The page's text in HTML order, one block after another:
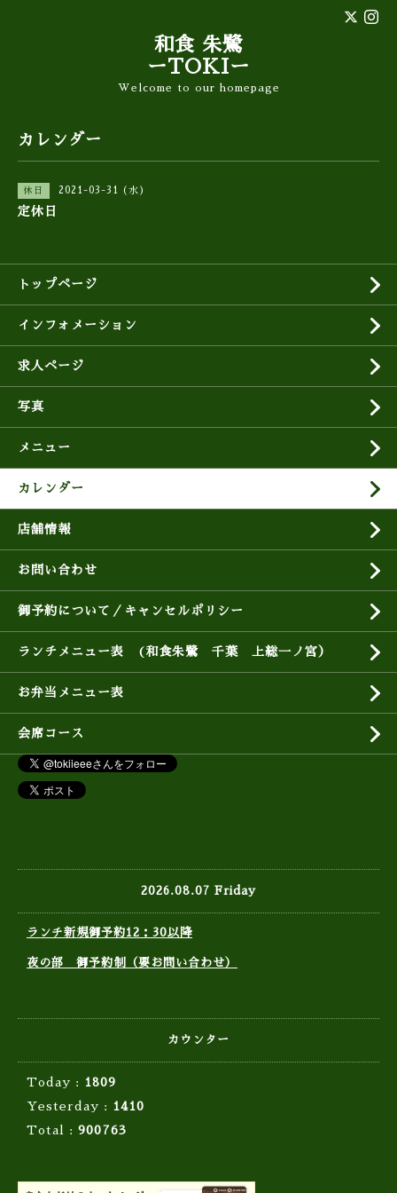
和食 朱鷺
ーTOKIー
Welcome to our homepage
カレンダー
休日 2021-03-31 (水)
定休日
トップページ
インフォメーション
求人ページ
写真
メニュー
カレンダー
店舗情報
お問い合わせ
御予約について／キャンセルポリシー
ランチメニュー表 (和食朱鷺 千葉 上総一ノ宮）
お弁当メニュー表
会席コース
2026.08.07 Friday
ランチ新規御予約12：30以降
夜の部 御予約制（要お問い合わせ）
カウンター
Today :
1809
Yesterday :
1410
Total : 900763